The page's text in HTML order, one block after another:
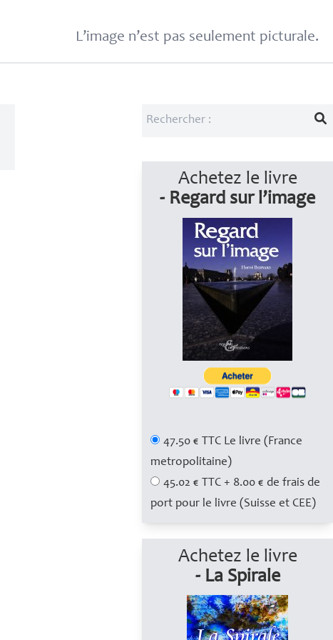
L’image n’est pas seulement picturale.
Achetez le livre
- Regard sur l’image
47.50 € TTC Le livre (France
metropolitaine)
45.02 € TTC + 8.00 € de frais de
port pour le livre (Suisse et CEE)
Achetez le livre
- La Spirale